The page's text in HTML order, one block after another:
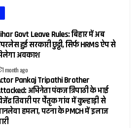
Govt Leave Rules: बिहार में अब
हुई सरकारी छुट्टी, सिर्फ HRMS ऐप से
अवकाश
1 month ago
Pankaj Tripathi Brother
अभिनेता पंकज त्रिपाठी के भाई
तिवारी पर पैतृक गांव में कुल्हाड़ी से
हमला, पटना के PMCH में इलाज